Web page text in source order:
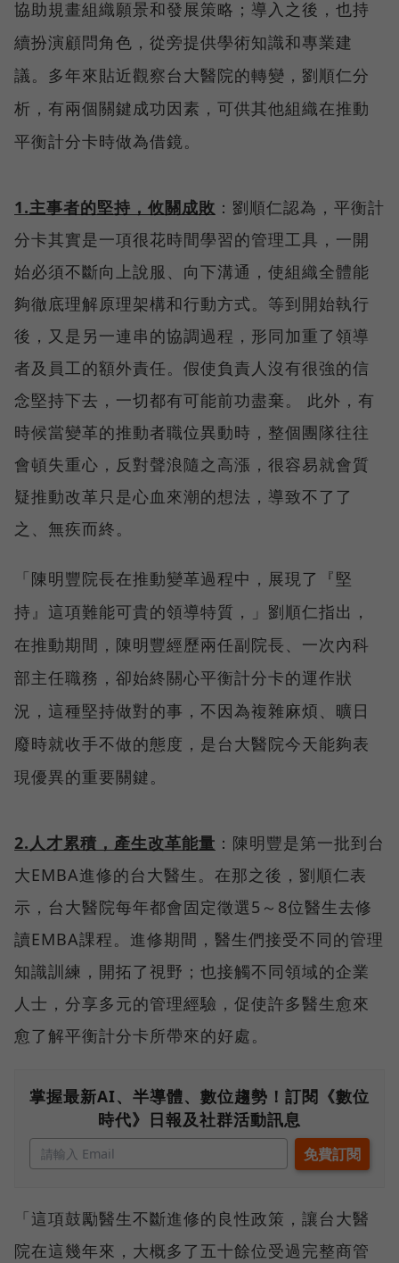
協助規畫組織願景和發展策略；導入之後，也持
續扮演顧問角色，從旁提供學術知識和專業建
議。多年來貼近觀察台大醫院的轉變，劉順仁分
析，有兩個關鍵成功因素，可供其他組織在推動
平衡計分卡時做為借鏡。
1.主事者的堅持，攸關成敗 ：劉順仁認為，平衡計
分卡其實是一項很花時間學習的管理工具，一開
始必須不斷向上說服、向下溝通，使組織全體能
夠徹底理解原理架構和行動方式。等到開始執行
後，又是另一連串的協調過程，形同加重了領導
者及員工的額外責任。假使負責人沒有很強的信
念堅持下去，一切都有可能前功盡棄。 此外，有
時候當變革的推動者職位異動時，整個團隊往往
會頓失重心，反對聲浪隨之高漲，很容易就會質
疑推動改革只是心血來潮的想法，導致不了了
之、無疾而終。
「陳明豐院長在推動變革過程中，展現了『堅
持』這項難能可貴的領導特質，」劉順仁指出，
在推動期間，陳明豐經歷兩任副院長、一次內科
部主任職務，卻始終關心平衡計分卡的運作狀
況，這種堅持做對的事，不因為複雜麻煩、曠日
廢時就收手不做的態度，是台大醫院今天能夠表
現優異的重要關鍵。
2.人才累積，產生改革能量 ：陳明豐是第一批到台
大EMBA進修的台大醫生。在那之後，劉順仁表
示，台大醫院每年都會固定徵選5～8位醫生去修
讀EMBA課程。進修期間，醫生們接受不同的管理
知識訓練，開拓了視野；也接觸不同領域的企業
人士，分享多元的管理經驗，促使許多醫生愈來
愈了解平衡計分卡所帶來的好處。
掌握最新AI、半導體、數位趨勢！訂閱《數位
時代》日報及社群活動訊息
「這項鼓勵醫生不斷進修的良性政策，讓台大醫
院在這幾年來，大概多了五十餘位受過完整商管